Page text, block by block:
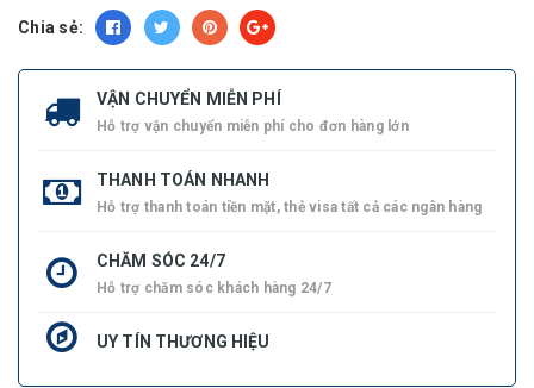
Chia sẻ:
VẬN CHUYỂN MIỄN PHÍ
Hỗ trợ vận chuyển miễn phí cho đơn hàng lớn
THANH TOÁN NHANH
Hỗ trợ thanh toán tiền mặt, thẻ visa tất cả các ngân hàng
CHĂM SÓC 24/7
Hỗ trợ chăm sóc khách hàng 24/7
UY TÍN THƯƠNG HIỆU